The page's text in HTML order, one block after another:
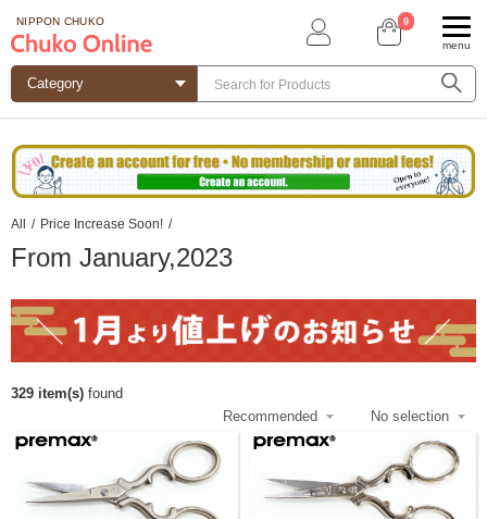
NIPPON CHUKO 0
menu
All / Price Increase Soon! /
From January,2023
329 item(s) found